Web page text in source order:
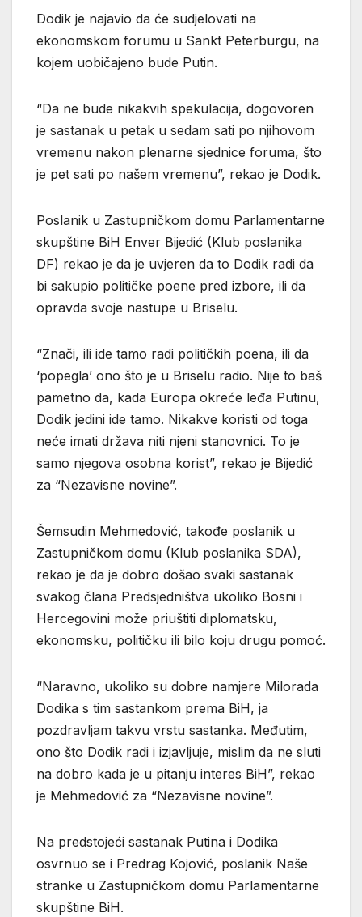
Dodik je najavio da će sudjelovati na
ekonomskom forumu u Sankt Peterburgu, na
kojem uobičajeno bude Putin.
“Da ne bude nikakvih spekulacija, dogovoren
je sastanak u petak u sedam sati po njihovom
vremenu nakon plenarne sjednice foruma, što
je pet sati po našem vremenu”, rekao je Dodik.
Poslanik u Zastupničkom domu Parlamentarne
skupštine BiH Enver Bijedić (Klub poslanika
DF) rekao je da je uvjeren da to Dodik radi da
bi sakupio političke poene pred izbore, ili da
opravda svoje nastupe u Briselu.
“Znači, ili ide tamo radi političkih poena, ili da
‘popegla’ ono što je u Briselu radio. Nije to baš
pametno da, kada Europa okreće leđa Putinu,
Dodik jedini ide tamo. Nikakve koristi od toga
neće imati država niti njeni stanovnici. To je
samo njegova osobna korist”, rekao je Bijedić
za “Nezavisne novine”.
Šemsudin Mehmedović, takođe poslanik u
Zastupničkom domu (Klub poslanika SDA),
rekao je da je dobro došao svaki sastanak
svakog člana Predsjedništva ukoliko Bosni i
Hercegovini može priuštiti diplomatsku,
ekonomsku, političku ili bilo koju drugu pomoć.
“Naravno, ukoliko su dobre namjere Milorada
Dodika s tim sastankom prema BiH, ja
pozdravljam takvu vrstu sastanka. Međutim,
ono što Dodik radi i izjavljuje, mislim da ne sluti
na dobro kada je u pitanju interes BiH”, rekao
je Mehmedović za “Nezavisne novine”.
Na predstojeći sastanak Putina i Dodika
osvrnuo se i Predrag Kojović, poslanik Naše
stranke u Zastupničkom domu Parlamentarne
skupštine BiH.